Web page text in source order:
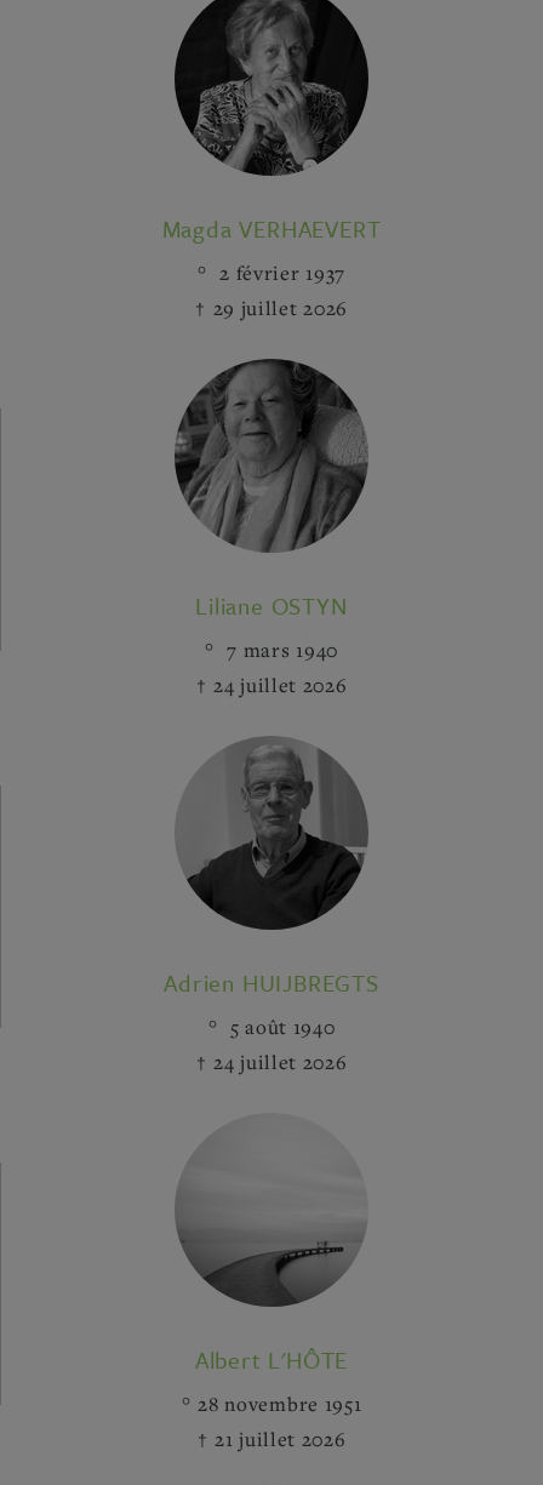
Magda VERHAEVERT
2 février 1937
29 juillet 2026
Liliane OSTYN
7 mars 1940
24 juillet 2026
Adrien HUIJBREGTS
5 août 1940
24 juillet 2026
Albert L'HÔTE
28 novembre 1951
21 juillet 2026